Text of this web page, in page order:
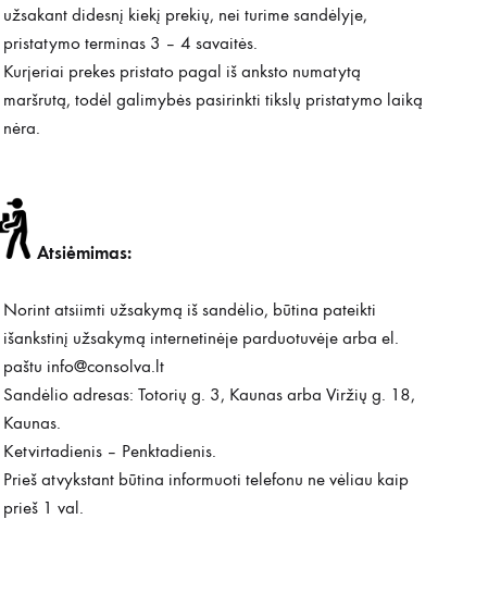
užsakant didesnį kiekį prekių, nei turime sandėlyje,
pristatymo terminas 3 – 4 savaitės.
Kurjeriai prekes pristato pagal iš anksto numatytą
maršrutą, todėl galimybės pasirinkti tikslų pristatymo laiką
nėra.
Atsiėmimas:
Norint atsiimti užsakymą iš sandėlio, būtina pateikti
išankstinį užsakymą internetinėje parduotuvėje arba el.
paštu info@consolva.lt
Sandėlio adresas: Totorių g. 3, Kaunas arba Viržių g. 18,
Kaunas.
Ketvirtadienis – Penktadienis.
Prieš atvykstant būtina informuoti telefonu ne vėliau kaip
prieš 1 val.